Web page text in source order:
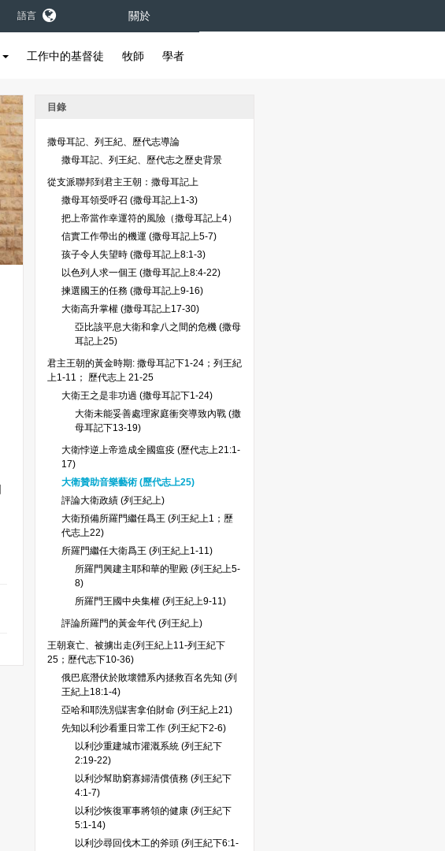
語言 關於
工作中的基督徒 牧師 學者
目錄
撒母耳記、列王紀、歷代志導論
撒母耳記、列王紀、歷代志之歷史背景
從支派聯邦到君主王朝：撒母耳記上
撒母耳領受呼召 (撒母耳記上1-3)
把上帝當作幸運符的風險（撒母耳記上4）
信實工作帶出的機運 (撒母耳記上5-7)
孩子令人失望時 (撒母耳記上8:1-3)
以色列人求一個王 (撒母耳記上8:4-22)
揀選國王的任務 (撒母耳記上9-16)
大衛高升掌權 (撒母耳記上17-30)
亞比該平息大衛和拿八之間的危機 (撒母
耳記上25)
君主王朝的黃金時期: 撒母耳記下1-24；列王紀
上1-11； 歷代志上 21-25
大衛王之是非功過 (撒母耳記下1-24)
大衛未能妥善處理家庭衝突導致內戰 (撒
母耳記下13-19)
大衛悖逆上帝造成全國瘟疫 (歷代志上21:1-
17)
大衛贊助音樂藝術 (歷代志上25)
評論大衛政績 (列王紀上)
大衛預備所羅門繼任爲王 (列王紀上1；歷
代志上22)
所羅門繼任大衛爲王 (列王紀上1-11)
所羅門興建主耶和華的聖殿 (列王紀上5-
8)
所羅門王國中央集權 (列王紀上9-11)
評論所羅門的黃金年代 (列王紀上)
王朝衰亡、被擄出走(列王紀上11-列王紀下
25；歷代志下10-36)
俄巴底潛伏於敗壞體系內拯救百名先知 (列
王紀上18:1-4)
亞哈和耶洗別謀害拿伯財命 (列王紀上21)
先知以利沙看重日常工作 (列王紀下2-6)
以利沙重建城市灌溉系統 (列王紀下
2:19-22)
以利沙幫助窮寡婦清償債務 (列王紀下
4:1-7)
以利沙恢復軍事將領的健康 (列王紀下
5:1-14)
以利沙尋回伐木工的斧頭 (列王紀下6:1-